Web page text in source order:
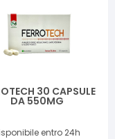
30 CAPSULE
DA 550MG
entro 24h